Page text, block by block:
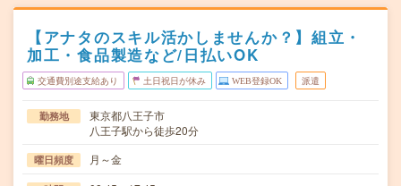
【アナタのスキル活かしませんか？】組立・
加工・食品製造など/日払いOK
交通費別途支給あり 土日祝日が休み WEB登録OK 派遣
勤務地
東京都八王子市
八王子駅から徒歩20分
曜日頻度 月～金